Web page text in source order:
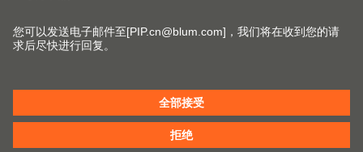
更改市场和语言
Cookie 政策 法律条款